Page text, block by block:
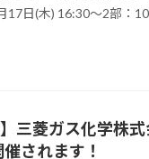
17日(木) 16:30〜2部：
】三菱ガス化学株
されます！